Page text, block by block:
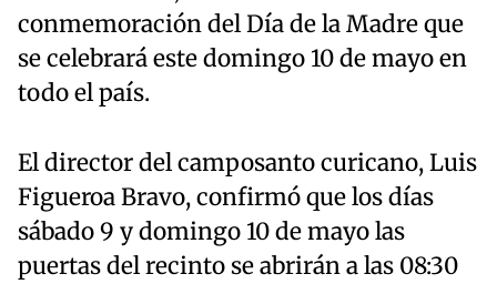
conmemoración del Día de la Madre que
se celebrará este domingo 10 de mayo en
todo el país.
El director del camposanto curicano, Luis
Figueroa Bravo, confirmó que los días
sábado 9 y domingo 10 de mayo las
puertas del recinto se abrirán a las 08:30